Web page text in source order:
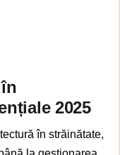
2025
în străinătate,